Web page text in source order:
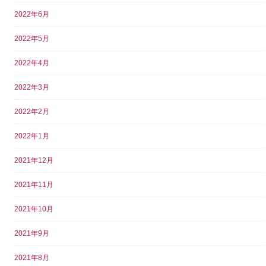
2022年6月
2022年5月
2022年4月
2022年3月
2022年2月
2022年1月
2021年12月
2021年11月
2021年10月
2021年9月
2021年8月